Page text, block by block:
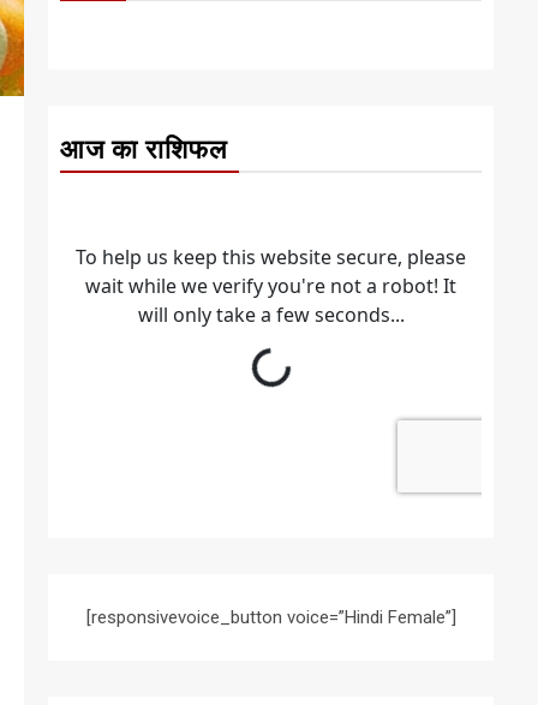
आज का राशिफल
[responsivevoice_button voice=”Hindi Female”]